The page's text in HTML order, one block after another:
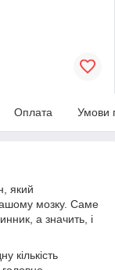
Оплата Умови
який
мозку. Саме
а значить, і
кількість